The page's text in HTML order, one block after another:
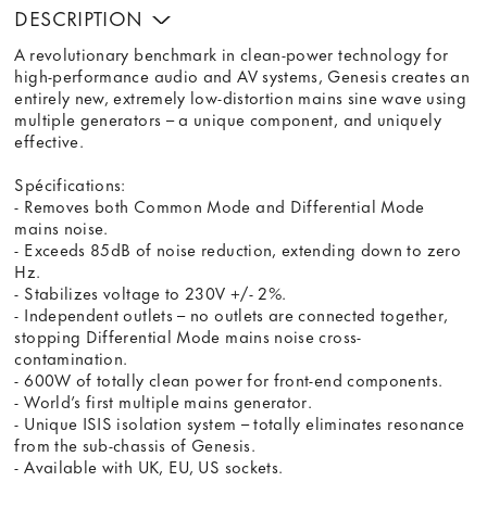
DESCRIPTION
A revolutionary benchmark in clean-power technology for
high-performance audio and AV systems, Genesis creates an
entirely new, extremely low-distortion mains sine wave using
multiple generators – a unique component, and uniquely
effective.
Spécifications:
- Removes both Common Mode and Differential Mode
mains noise.
- Exceeds 85dB of noise reduction, extending down to zero
Hz.
- Stabilizes voltage to 230V +/- 2%.
- Independent outlets – no outlets are connected together,
stopping Differential Mode mains noise cross-
contamination.
- 600W of totally clean power for front-end components.
- World’s first multiple mains generator.
- Unique ISIS isolation system – totally eliminates resonance
from the sub-chassis of Genesis.
- Available with UK, EU, US sockets.